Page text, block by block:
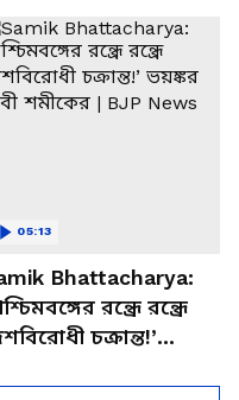
করলেন শুভেন্দু
Bhattacharya:
রন্ধ্রে রন্ধ্রে
চক্রান্ত!’
05:13